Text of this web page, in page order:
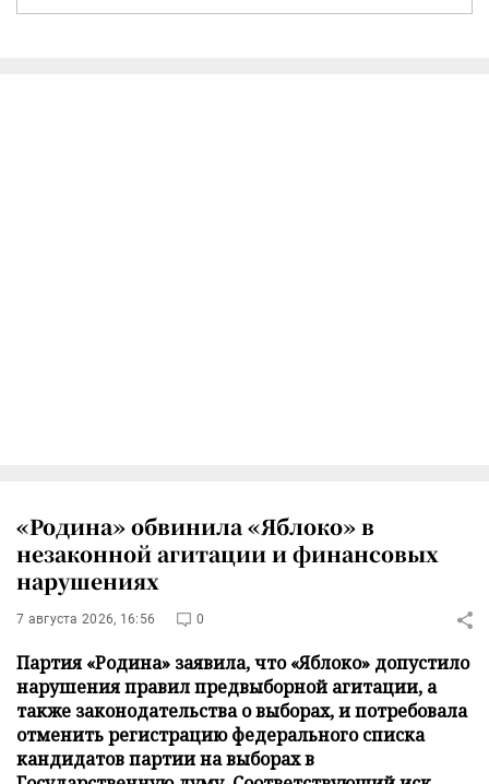
«Родина» обвинила «Яблоко» в
незаконной агитации и финансовых
нарушениях
7 августа 2026, 16:56 0
Партия «Родина» заявила, что «Яблоко» допустило
нарушения правил предвыборной агитации, а
также законодательства о выборах, и потребовала
отменить регистрацию федерального списка
кандидатов партии на выборах в